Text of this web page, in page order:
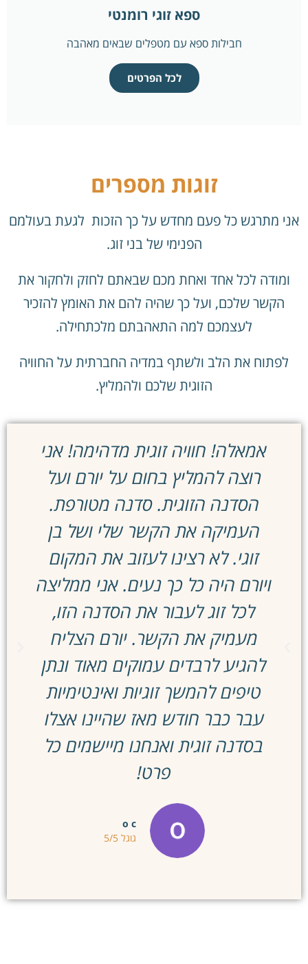
ספא זוגי רומנטי
חבילות ספא עם מטפלים שבאים מאהבה
לכל הפרטים
זוגות מספרים
אני מתרגש כל פעם מחדש על כך הזכות לגעת בעולמם
הפנימי של בני זוג.
ומודה לכל אחד ואחת מכם שבאתם לחזק ולחקור את
הקשר שלכם, ועל כך שהיה להם את האומץ להזכיר
לעצמכם למה התאהבתם מלכתחילה.
לפתוח את הלב ולשתף במדיה החברתית על החוויה
הזוגית שלכם ולהמליץ.
אמאלה! חוויה זוגית מדהימה! אני
רוצה להמליץ בחום על יורם ועל
הסדנה הזוגית. סדנה מטורפת.
העמיקה את הקשר שלי ושל בן
זוגי. לא רצינו לעזוב את המקום
ויורם היה כל כך נעים. אני ממליצה
לכל זוג לעבור את הסדנה הזו,
מעמיק את הקשר. יורם הצליח
להגיע לרבדים עמוקים מאוד ונתן
טיפים להמשך זוגיות ואינטימיות
עבר כבר חודש מאז שהיינו אצלו
בסדנה זוגית ואנחנו מיישמים כל
פרט!
o c
גוגל 5/5